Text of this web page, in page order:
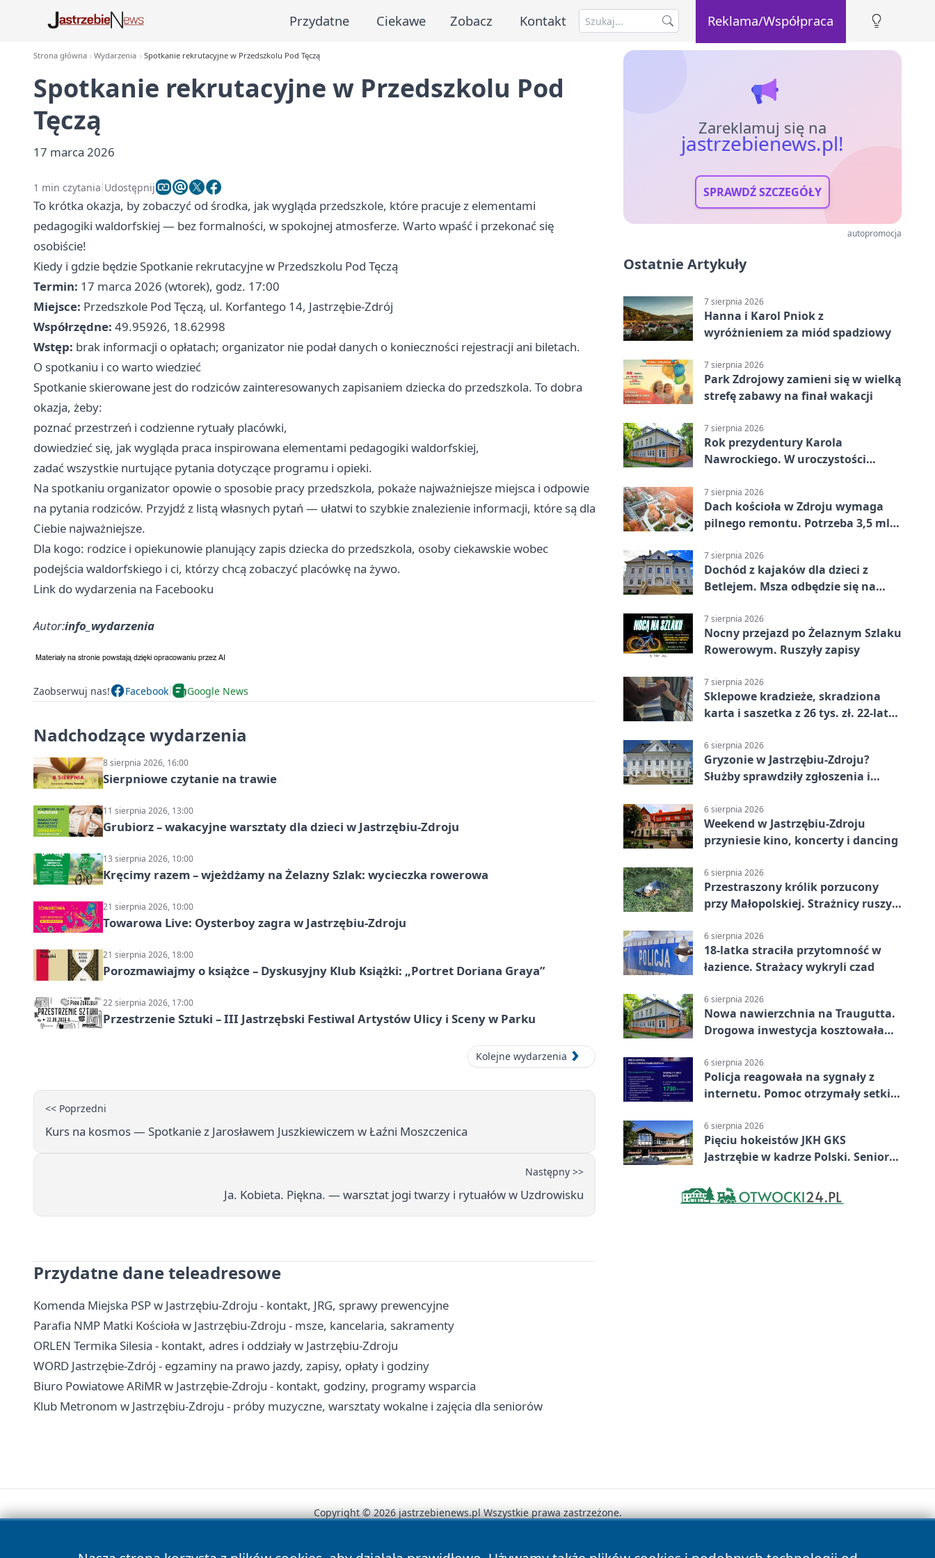
Przydatne Ciekawe Zobacz Kontakt Reklama/Współpraca
Strona główna Wydarzenia Spotkanie rekrutacyjne w Przedszkolu Pod Tęczą
Spotkanie rekrutacyjne w Przedszkolu Pod
Tęczą
17 marca 2026
1 min czytania Udostępnij
To krótka okazja, by zobaczyć od środka, jak wygląda przedszkole, które pracuje z elementami
pedagogiki waldorfskiej — bez formalności, w spokojnej atmosferze. Warto wpaść i przekonać się
osobiście!
Kiedy i gdzie będzie Spotkanie rekrutacyjne w Przedszkolu Pod Tęczą
Termin: 17 marca 2026 (wtorek), godz. 17:00
Miejsce: Przedszkole Pod Tęczą, ul. Korfantego 14, Jastrzębie-Zdrój
Współrzędne: 49.95926, 18.62998
Wstęp: brak informacji o opłatach; organizator nie podał danych o konieczności rejestracji ani biletach.
O spotkaniu i co warto wiedzieć
Spotkanie skierowane jest do rodziców zainteresowanych zapisaniem dziecka do przedszkola. To dobra
okazja, żeby:
poznać przestrzeń i codzienne rytuały placówki,
dowiedzieć się, jak wygląda praca inspirowana elementami pedagogiki waldorfskiej,
zadać wszystkie nurtujące pytania dotyczące programu i opieki.
Na spotkaniu organizator opowie o sposobie pracy przedszkola, pokaże najważniejsze miejsca i odpowie
na pytania rodziców. Przyjdź z listą własnych pytań — ułatwi to szybkie znalezienie informacji, które są dla
Ciebie najważniejsze.
Dla kogo: rodzice i opiekunowie planujący zapis dziecka do przedszkola, osoby ciekawskie wobec
podejścia waldorfskiego i ci, którzy chcą zobaczyć placówkę na żywo.
Link do wydarzenia na Facebooku
Autor:info_wydarzenia
Zaobserwuj nas! Facebook Google News
Nadchodzące wydarzenia
8 sierpnia 2026, 16:00
Sierpniowe czytanie na trawie
11 sierpnia 2026, 13:00
Grubiorz – wakacyjne warsztaty dla dzieci w Jastrzębiu-Zdroju
13 sierpnia 2026, 10:00
Kręcimy razem – wjeżdżamy na Żelazny Szlak: wycieczka rowerowa
21 sierpnia 2026, 10:00
Towarowa Live: Oysterboy zagra w Jastrzębiu-Zdroju
21 sierpnia 2026, 18:00
Porozmawiajmy o książce – Dyskusyjny Klub Książki: „Portret Doriana Graya”
22 sierpnia 2026, 17:00
Przestrzenie Sztuki – III Jastrzębski Festiwal Artystów Ulicy i Sceny w Parku
Kolejne wydarzenia
<< Poprzedni
Kurs na kosmos — Spotkanie z Jarosławem Juszkiewiczem w Łaźni Moszczenica
Następny >>
Ja. Kobieta. Piękna. — warsztat jogi twarzy i rytuałów w Uzdrowisku
Przydatne dane teleadresowe
Komenda Miejska PSP w Jastrzębiu-Zdroju - kontakt, JRG, sprawy prewencyjne
Parafia NMP Matki Kościoła w Jastrzębiu-Zdroju - msze, kancelaria, sakramenty
ORLEN Termika Silesia - kontakt, adres i oddziały w Jastrzębiu-Zdroju
WORD Jastrzębie-Zdrój - egzaminy na prawo jazdy, zapisy, opłaty i godziny
Biuro Powiatowe ARiMR w Jastrzębie-Zdroju - kontakt, godziny, programy wsparcia
Klub Metronom w Jastrzębiu-Zdroju - próby muzyczne, warsztaty wokalne i zajęcia dla seniorów
Zareklamuj się na
jastrzebienews.pl!
SPRAWDŹ SZCZEGÓŁY
autopromocja
Ostatnie Artykuły
7 sierpnia 2026
Hanna i Karol Pniok z
wyróżnieniem za miód spadziowy
7 sierpnia 2026
Park Zdrojowy zamieni się w wielką
strefę zabawy na finał wakacji
7 sierpnia 2026
Rok prezydentury Karola
Nawrockiego. W uroczystości
7 sierpnia 2026
Dach kościoła w Zdroju wymaga
pilnego remontu. Potrzeba 3,5 mln
7 sierpnia 2026
Dochód z kajaków dla dzieci z
Betlejem. Msza odbędzie się na
7 sierpnia 2026
Nocny przejazd po Żelaznym Szlaku
Rowerowym. Ruszyły zapisy
7 sierpnia 2026
Sklepowe kradzieże, skradziona
karta i saszetka z 26 tys. zł. 22-latek
6 sierpnia 2026
Gryzonie w Jastrzębiu-Zdroju?
Służby sprawdziły zgłoszenia i
6 sierpnia 2026
Weekend w Jastrzębiu-Zdroju
przyniesie kino, koncerty i dancing
6 sierpnia 2026
Przestraszony królik porzucony
przy Małopolskiej. Strażnicy ruszyli
6 sierpnia 2026
18-latka straciła przytomność w
łazience. Strażacy wykryli czad
6 sierpnia 2026
Nowa nawierzchnia na Traugutta.
Drogowa inwestycja kosztowała
6 sierpnia 2026
Policja reagowała na sygnały z
internetu. Pomoc otrzymały setki
6 sierpnia 2026
Pięciu hokeistów JKH GKS
Jastrzębie w kadrze Polski. Seniorzy
Copyright © 2026 jastrzebienews.pl Wszystkie prawa zastrzeżone.